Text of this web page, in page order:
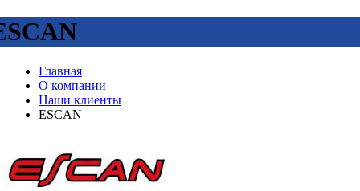
Главная
О компании
Наши клиенты
ESCAN